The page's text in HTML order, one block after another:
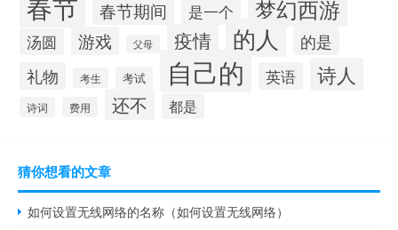
春节期间 是一个 梦幻西游
汤圆 游戏 父母 疫情 的人 的是
礼物 考生 考试 自己的 英语 诗人
诗词 费用 还不 都是
猜你想看的文章
如何设置无线网络的名称（如何设置无线网络）